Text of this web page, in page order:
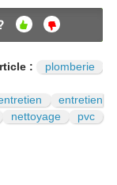
OU
NO
N
: plomberie
entretien
nettoyage pvc